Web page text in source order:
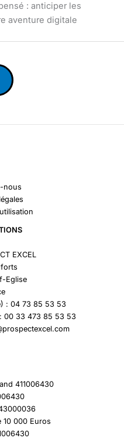
: anticiper les
aventure digitale
nous
EXCEL
Eglise
: 04 73 85 53 53
00 33 473 85 53 53
411006430
10 000 Euros